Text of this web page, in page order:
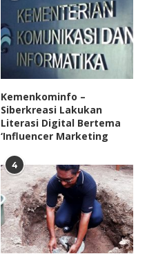
Kemenkominfo –
Siberkreasi Lakukan
Literasi Digital Bertema
‘Influencer Marketing
4